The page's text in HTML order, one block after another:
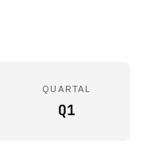
QUARTAL
Q1